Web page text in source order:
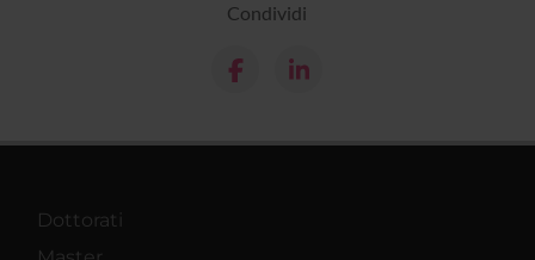
Condividi
Dottorati